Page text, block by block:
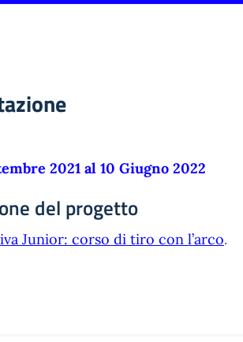
2021 al 10 Giugno 2022
del progetto
Junior: corso di tiro con l’arco.